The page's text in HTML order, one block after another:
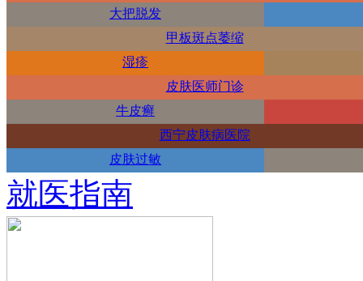
大把脱发
甲板斑点萎缩
湿疹
皮肤医师门诊
牛皮癣
西宁皮肤病医院
皮肤过敏
就医指南